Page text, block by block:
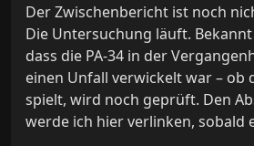
Der Zwischenbericht ist noch
Die Untersuchung läuft.
dass die PA-34 in der
einen Unfall verwickelt war – ob
spielt, wird noch geprüft. Den
werde ich hier verlinken, sobald